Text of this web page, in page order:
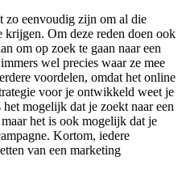
zo eenvoudig zijn om al die
krijgen. Om deze reden doen ook
om op zoek te gaan naar een
wel precies waar ze mee
voordelen, omdat het online
voor je ontwikkeld weet je
mogelijk dat je zoekt naar een
het is ook mogelijk dat je
Kortom, iedere
van een marketing